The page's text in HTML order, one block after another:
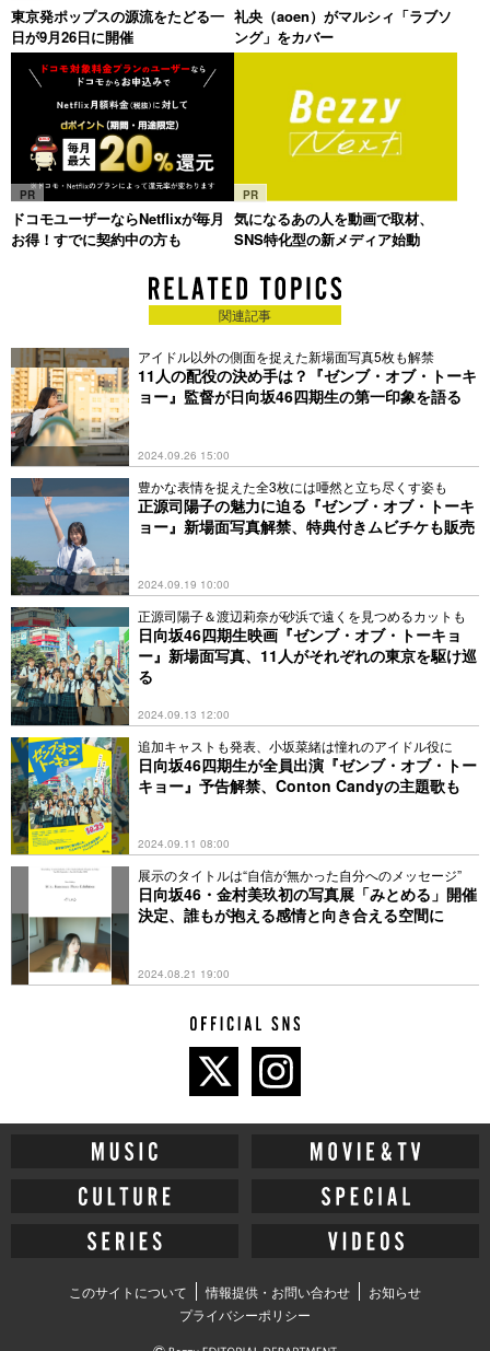
東京発ポップスの源流をたどる一
日が9月26日に開催
礼央（aoen）がマルシィ「ラブソ
ング」をカバー
PR
ドコモユーザーならNetflixが毎月
お得！すでに契約中の方も
PR
気になるあの人を動画で取材、
SNS特化型の新メディア始動
関連記事
アイドル以外の側面を捉えた新場面写真5枚も解禁
11人の配役の決め手は？『ゼンブ・オブ・トーキ
ョー』監督が日向坂46四期生の第一印象を語る
2024.09.26 15:00
豊かな表情を捉えた全3枚には唖然と立ち尽くす姿も
正源司陽子の魅力に迫る『ゼンブ・オブ・トーキ
ョー』新場面写真解禁、特典付きムビチケも販売
2024.09.19 10:00
正源司陽子＆渡辺莉奈が砂浜で遠くを見つめるカットも
日向坂46四期生映画『ゼンブ・オブ・トーキョ
ー』新場面写真、11人がそれぞれの東京を駆け巡
る
2024.09.13 12:00
追加キャストも発表、小坂菜緒は憧れのアイドル役に
日向坂46四期生が全員出演『ゼンブ・オブ・トー
キョー』予告解禁、Conton Candyの主題歌も
2024.09.11 08:00
展示のタイトルは“自信が無かった自分へのメッセージ”
日向坂46・金村美玖初の写真展「みとめる」開催
決定、誰もが抱える感情と向き合える空間に
2024.08.21 19:00
このサイトについて 情報提供・お問い合わせ
お知らせ
プライバシーポリシー